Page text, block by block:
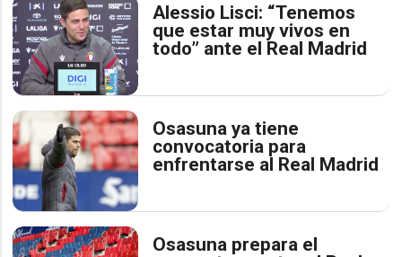
Alessio Lisci: “Tenemos
que estar muy vivos en
todo” ante el Real Madrid
Osasuna ya tiene
convocatoria para
enfrentarse al Real Madrid
Osasuna prepara el